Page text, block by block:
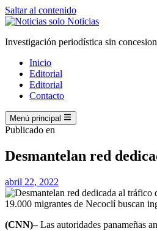
Saltar al contenido
Investigación periodística sin
Inicio
Editorial
Editorial
Contacto
Menú principal
Publicado en
Desmantelan red
abril 22, 2022
19.000 migrantes de Necoclí buscan
(CNN)–Las autoridades panameñas